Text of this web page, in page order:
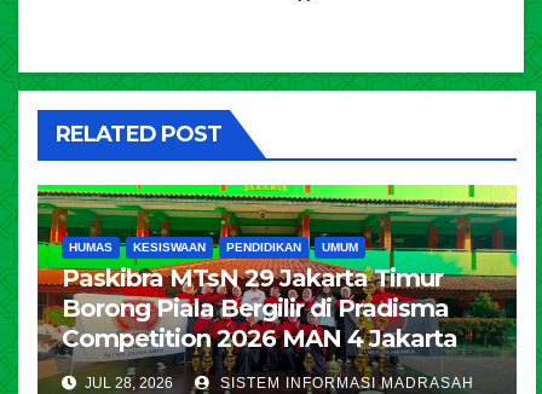
RELATED POST
HUMAS KESISWAAN PENDIDIKAN UMUM
Paskibra MTsN 29 Jakarta Timur
Borong Piala Bergilir di Pradisma
Competition 2026 MAN 4 Jakarta
JUL 28, 2026 SISTEM INFORMASI MADRASAH